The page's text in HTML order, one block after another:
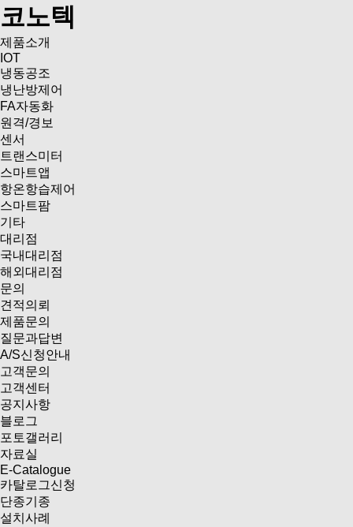
코노텍
제품소개
IOT
냉동공조
냉난방제어
FA자동화
원격/경보
센서
트랜스미터
스마트앱
항온항습제어
스마트팜
기타
대리점
국내대리점
해외대리점
문의
견적의뢰
제품문의
질문과답변
A/S신청안내
고객문의
고객센터
공지사항
블로그
포토갤러리
자료실
E-Catalogue
카탈로그신청
단종기종
설치사례